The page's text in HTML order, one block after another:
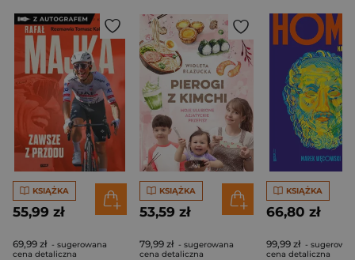
KSIĄŻKA
55,99 zł
69,99 zł - sugerowana
cena detaliczna
KSIĄŻKA
53,59 zł
79,99 zł - sugerowana
cena detaliczna
KSIĄŻKA
66,80 zł
99,99 zł -
cena detaliczna